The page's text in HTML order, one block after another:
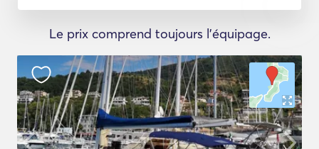
Le prix comprend toujours l'équipage.